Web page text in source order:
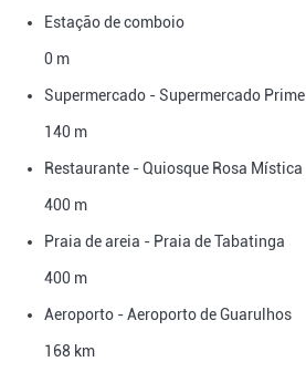
Estação de comboio
0 m
Supermercado - Supermercado Prime
140 m
Restaurante - Quiosque Rosa Mística
400 m
Praia de areia - Praia de Tabatinga
400 m
Aeroporto - Aeroporto de Guarulhos
168 km